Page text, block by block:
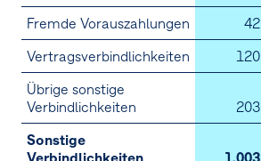
Fremde Vorauszahlungen
42
Vertragsverbindlichkeiten
120
Übrige sonstige
Verbindlichkeiten
203
Sonstige
Verbindlichkeiten
1.003